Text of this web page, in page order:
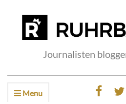
Journalisten
Menu